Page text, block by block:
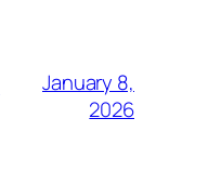
January 8,
2026